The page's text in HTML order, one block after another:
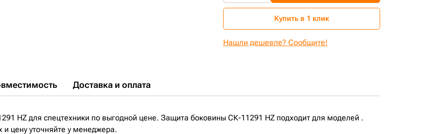
Купить в 1 клик
Нашли дешевле? Сообщите!
Доставка и оплата
HZ для спецтехники по выгодной цене. Защита боковины СК-11291 HZ подходит для моделей .
цену уточняйте у менеджера.